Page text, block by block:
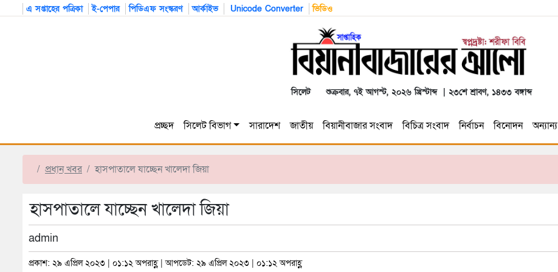
এ সপ্তাহের পত্রিকা ই-পেপার পিডিএফ সংস্করণ আর্কাইভ Unicode Converter ভিডিও
সিলেট শুক্রবার, ৭ই আগস্ট, ২০২৬ খ্রিস্টাব্দ | ২৩শে শ্রাবণ, ১৪৩৩ বঙ্গাব্দ
প্রচ্ছদ সিলেট বিভাগ সারাদেশ জাতীয় বিয়ানীবাজার সংবাদ বিচিত্র সংবাদ নির্বাচন বিনোদন অন্যান্য
প্রধান খবর হাসপাতালে যাচ্ছেন খালেদা জিয়া
হাসপাতালে যাচ্ছেন খালেদা জিয়া
admin
প্রকাশ: ২৯ এপ্রিল ২০২৩ | ০১:১২ অপরাহ্ণ | আপডেট: ২৯ এপ্রিল ২০২৩ | ০১:১২ অপরাহ্ণ